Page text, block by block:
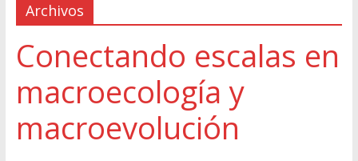
Archivos
Conectando escalas en
macroecología y
macroevolución